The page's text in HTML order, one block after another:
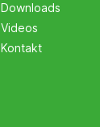
Downloads
Videos
Kontakt